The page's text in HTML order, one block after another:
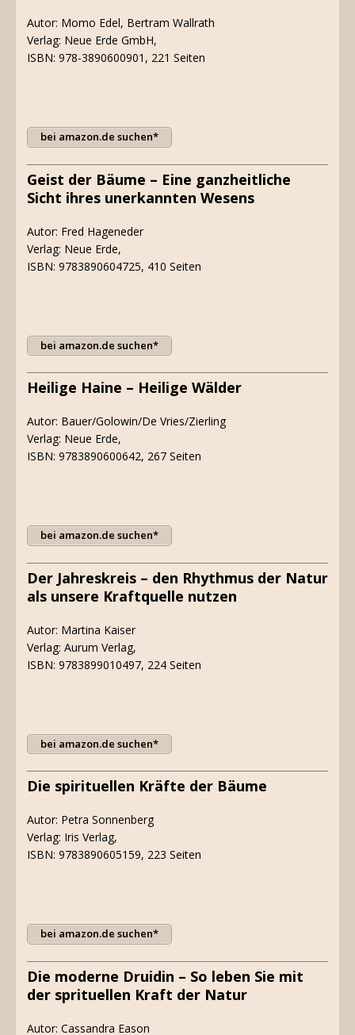
Autor: Momo Edel, Bertram Wallrath
Verlag: Neue Erde GmbH,
ISBN: 978-3890600901, 221 Seiten
bei amazon.de suchen*
Geist der Bäume – Eine ganzheitliche
Sicht ihres unerkannten Wesens
Autor: Fred Hageneder
Verlag: Neue Erde,
ISBN: 9783890604725, 410 Seiten
bei amazon.de suchen*
Heilige Haine – Heilige Wälder
Autor: Bauer/Golowin/De Vries/Zierling
Verlag: Neue Erde,
ISBN: 9783890600642, 267 Seiten
bei amazon.de suchen*
Der Jahreskreis – den Rhythmus der Natur
als unsere Kraftquelle nutzen
Autor: Martina Kaiser
Verlag: Aurum Verlag,
ISBN: 9783899010497, 224 Seiten
bei amazon.de suchen*
Die spirituellen Kräfte der Bäume
Autor: Petra Sonnenberg
Verlag: Iris Verlag,
ISBN: 9783890605159, 223 Seiten
bei amazon.de suchen*
Die moderne Druidin – So leben Sie mit
der sprituellen Kraft der Natur
Autor: Cassandra Eason